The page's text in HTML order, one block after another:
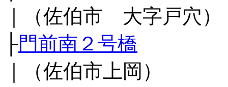
｜（佐伯市 大字戸穴）
├門前南２号橋
｜（佐伯市上岡）